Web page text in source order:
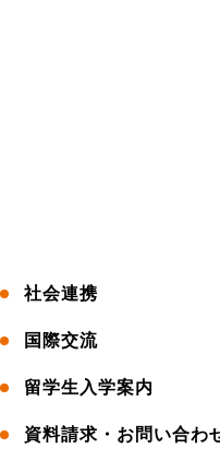
社会連携
国際交流
留学生入学案内
資料請求・お問い合わ